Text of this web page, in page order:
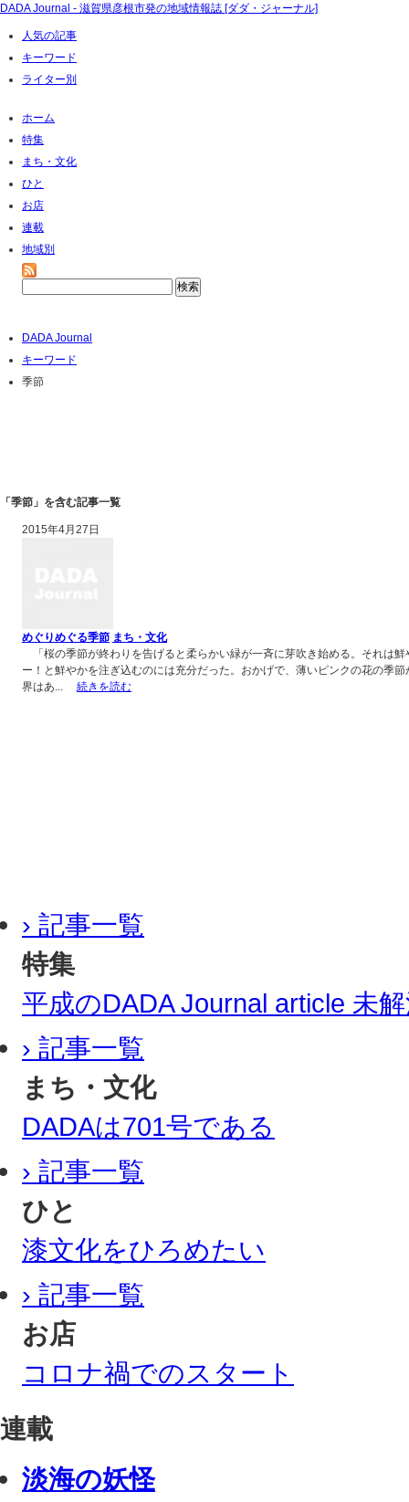
DADA Journal - 滋賀県彦根市発の地域情報誌 [ダダ・ジャーナル]
人気の記事
キーワード
ライター別
ホーム
特集
まち・文化
ひと
お店
連載
地域別
DADA Journal
キーワード
季節
「季節」を含む記事一覧
2015年4月27日
めぐりめぐる季節 まち・文化
「桜の季節が終わりを告げると柔らかい緑が一斉に芽吹き始める。それは
ー！と鮮やかを注ぎ込むのには充分だった。おかげで、薄いピンクの花の季
界はあ... 続きを読む
› 記事一覧
特集
平成のDADA Journal article 未
› 記事一覧
まち・文化
DADAは701号である
› 記事一覧
ひと
漆文化をひろめたい
› 記事一覧
お店
コロナ禍でのスタート
連載
淡海の妖怪